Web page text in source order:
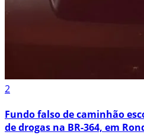
2
Fundo falso de caminhão
de drogas na BR-364, em